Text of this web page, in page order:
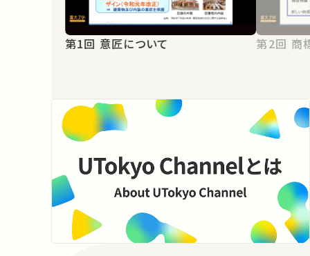
第1回 意匠について 第2